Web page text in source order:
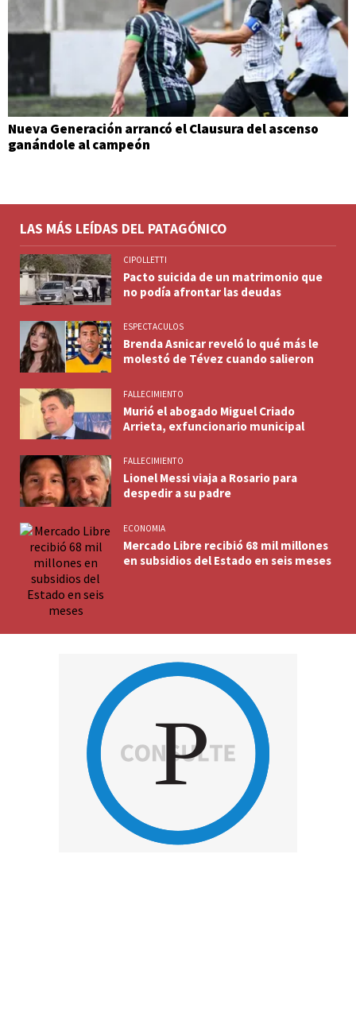
Nueva Generación arrancó el Clausura del ascenso
ganándole al campeón
LAS MÁS LEÍDAS DEL PATAGÓNICO
CIPOLLETTI
Pacto suicida de un matrimonio que
no podía afrontar las deudas
ESPECTACULOS
Brenda Asnicar reveló lo qué más le
molestó de Tévez cuando salieron
FALLECIMIENTO
Murió el abogado Miguel Criado
Arrieta, exfuncionario municipal
FALLECIMIENTO
Lionel Messi viaja a Rosario para
despedir a su padre
ECONOMIA
Mercado Libre recibió 68 mil millones
en subsidios del Estado en seis meses